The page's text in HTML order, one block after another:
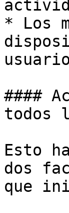
* Los
####
todos
Esto
dos
que